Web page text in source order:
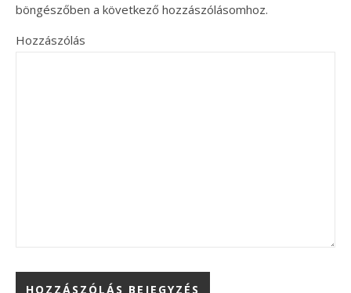
böngészőben a következő hozzászólásomhoz.
Hozzászólás